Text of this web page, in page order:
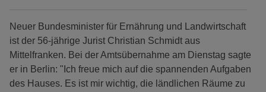
Neuer Bundesminister für Ernährung und Landwirtschaft
ist der 56-jährige Jurist Christian Schmidt aus
Mittelfranken. Bei der Amtsübernahme am Dienstag sagte
er in Berlin: "Ich freue mich auf die spannenden Aufgaben
des Hauses. Es ist mir wichtig, die ländlichen Räume zu